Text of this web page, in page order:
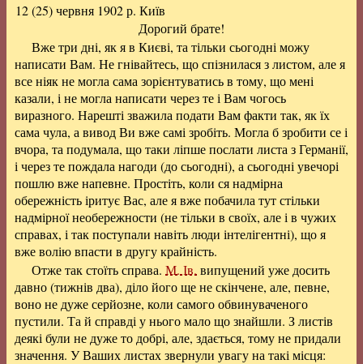
12 (25) червня 1902 р. Київ
Дорогий брате!
Вже три дні, як я в Києві, та тільки сьогодні можу
написати Вам. Не гнівайтесь, що спізнилася з листом, але я
все ніяк не могла сама зорієнтуватись в тому, що мені
казали, і не могла написати через те і Вам чогось
виразного. Нарешті зважила подати Вам факти так, як їх
сама чула, а вивод Ви вже самі зробіть. Могла б зробити се і
вчора, та подумала, що таки ліпше послати листа з Германії,
і через те пождала нагоди (до сьогодні), а сьогодні увечорі
пошлю вже напевне. Простіть, коли ся надмірна
обережність іритує Вас, але я вже побачила тут стільки
надмірної необережности (не тільки в своїх, але і в чужих
справах, і так поступали навіть люди інтелігентні), що я
вже волію впасти в другу крайність.
Отже так стоїть справа. М. Ів. випущений уже досить
давно (тижнів два), діло його ще не скінчене, але, певне,
воно не дуже серйозне, коли самого обвинуваченого
пустили. Та й справді у нього мало що знайшли. З листів
деякі були не дуже то добрі, але, здається, тому не придали
значення. У Ваших листах звернули увагу на такі місця: